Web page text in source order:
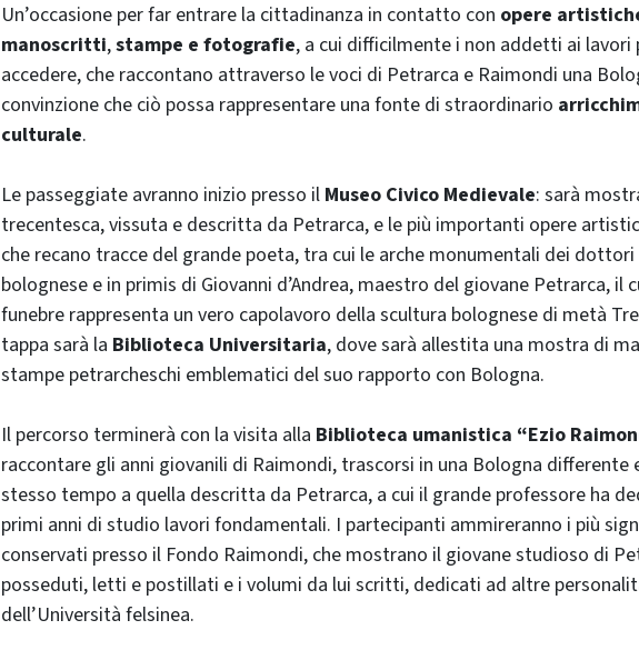
Un’occasione per far entrare la cittadinanza in contatto con opere
manoscritti,stampe e fotografie, a cui difficilmente i non addetti ai lavori
accedere, che raccontano attraverso le voci di Petrarca e Raimondi una
convinzione che ciò possa rappresentare una fonte di straordinario
culturale.
Le passeggiate avranno inizio presso il Museo Civico Medievale: sarà
trecentesca, vissuta e descritta da Petrarca, e le più importanti opere
che recano tracce del grande poeta, tra cui le arche monumentali dei
bolognese e in primis di Giovanni d’Andrea, maestro del giovane Petrarca, il
funebre rappresenta un vero capolavoro della scultura bolognese di metà
tappa sarà la Biblioteca Universitaria, dove sarà allestita una mostra di
stampe petrarcheschi emblematici del suo rapporto con Bologna.
Il percorso terminerà con la visita alla Biblioteca umanistica “Ezio
raccontare gli anni giovanili di Raimondi, trascorsi in una Bologna differente
stesso tempo a quella descritta da Petrarca, a cui il grande professore ha
primi anni di studio lavori fondamentali. I partecipanti ammireranno i più
conservati presso il Fondo Raimondi, che mostrano il giovane studioso di
posseduti, letti e postillati e i volumi da lui scritti, dedicati ad altre
dell’Università felsinea.